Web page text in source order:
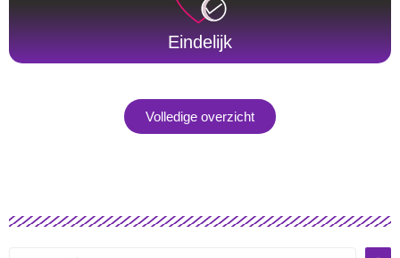
Eindelijk
Volledige overzicht